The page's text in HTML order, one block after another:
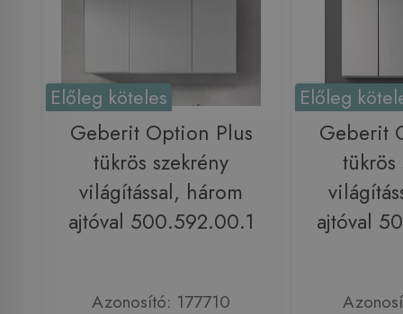
Előleg köteles
Geberit Option Plus
tükrös szekrény
világítással, három
ajtóval 500.592.00.1
Azonosító: 177710
Előleg
Geberit
tükrös
ajtóval